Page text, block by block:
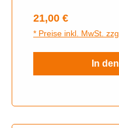
Regulärer Preis:
21,00 €
* Preise inkl. MwSt.
In